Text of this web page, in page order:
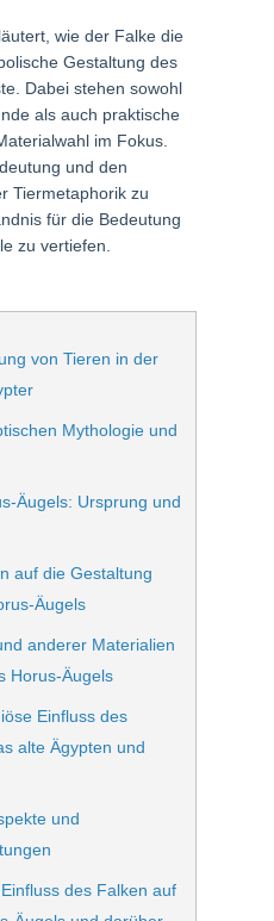
wie der Falke die
Gestaltung des
Dabei stehen sowohl
als auch praktische
im Fokus.
und den
Tiermetaphorik zu
für die Bedeutung
zu vertiefen.
von Tieren in der
Mythologie und
Äugels: Ursprung und
auf die Gestaltung
Äugels
anderer Materialien
Horus-Äugels
Einfluss des
alte Ägypten und
und
des Falken auf